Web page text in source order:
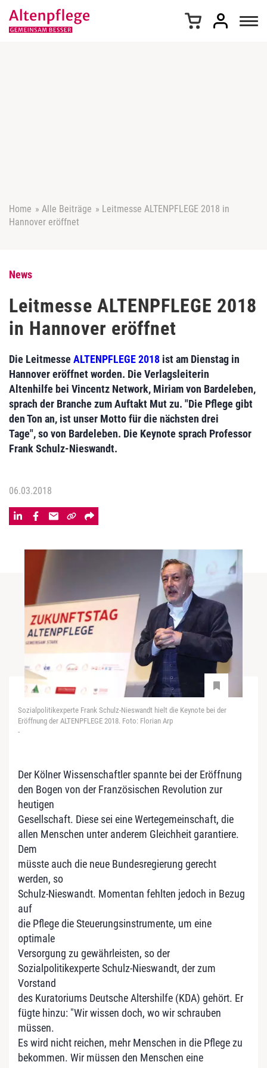
Home » Alle Beiträge » Leitmesse ALTENPFLEGE 2018 in
Hannover eröffnet
News
Leitmesse ALTENPFLEGE 2018
in Hannover eröffnet
Die Leitmesse ALTENPFLEGE 2018 ist am Dienstag in
Hannover eröffnet worden. Die Verlagsleiterin
Altenhilfe bei Vincentz Network, Miriam von Bardeleben,
sprach der Branche zum Auftakt Mut zu. "Die Pflege gibt
den Ton an, ist unser Motto für die nächsten drei
Tage", so von Bardeleben. Die Keynote sprach Professor
Frank Schulz-Nieswandt.
06.03.2018
Sozialpolitikexperte Frank Schulz-Nieswandt hielt die Keynote bei der
Eröffnung der ALTENPFLEGE 2018. Foto: Florian Arp
-
Der Kölner Wissenschaftler spannte bei der Eröffnung
den Bogen von der Französischen Revolution zur
heutigen
Gesellschaft. Diese sei eine Wertegemeinschaft, die
allen Menschen unter anderem Gleichheit garantiere.
Dem
müsste auch die neue Bundesregierung gerecht
werden, so
Schulz-Nieswandt. Momentan fehlten jedoch in Bezug
auf
die Pflege die Steuerungsinstrumente, um eine
optimale
Versorgung zu gewährleisten, so der
Sozialpolitikexperte Schulz-Nieswandt, der zum
Vorstand
des Kuratoriums Deutsche Altershilfe (KDA) gehört. Er
fügte hinzu: "Wir wissen doch, wo wir schrauben
müssen.
Es wird nicht reichen, mehr Menschen in die Pflege zu
bekommen. Wir müssen den Menschen eine